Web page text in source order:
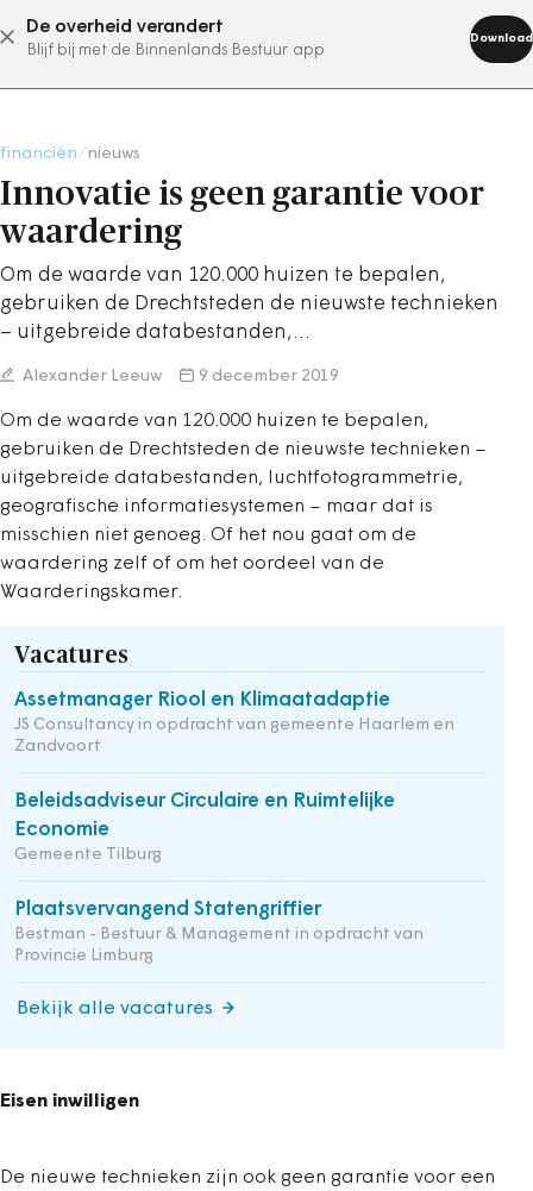
De overheid verandert
Blijf bij met de Binnenlands Bestuur app
Download
abonneer nu
financiën nieuws
Innovatie is geen garantie voor
waardering
Om de waarde van 120.000 huizen te bepalen,
gebruiken de Drechtsteden de nieuwste technieken
– uitgebreide databestanden,…
Alexander Leeuw 9 december 2019
Om de waarde van 120.000 huizen te bepalen,
gebruiken de Drechtsteden de nieuwste technieken –
uitgebreide databestanden, luchtfotogrammetrie,
geografische informatiesystemen – maar dat is
misschien niet genoeg. Of het nou gaat om de
waardering zelf of om het oordeel van de
Waarderingskamer.
Vacatures
Assetmanager Riool en Klimaatadaptie
JS Consultancy in opdracht van gemeente Haarlem en
Zandvoort
Beleidsadviseur Circulaire en Ruimtelijke
Economie
Gemeente Tilburg
Plaatsvervangend Statengriffier
Bestman - Bestuur & Management in opdracht van
Provincie Limburg
Bekijk alle vacatures
Eisen inwilligen
De nieuwe technieken zijn ook geen garantie voor een